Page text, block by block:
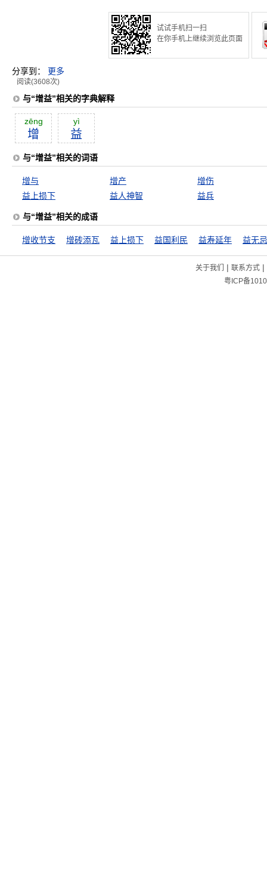
试试手机扫一扫
在你手机上继续浏览此页面
分享到： 更多
阅读(3608次)
与“增益”相关的字典解释
zēng
增
yì
益
与“增益”相关的词语
增与 增产
增伤
益上损下
益人神智 益兵
与“增益”相关的成语
增收节支 增砖添瓦 益上损下 益国利民 益寿延年 益无
关于我们 | 联系方式|
粤ICP备